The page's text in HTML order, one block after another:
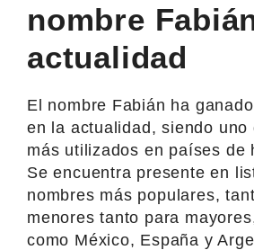
nombre
actualidad
El nombre Fabián ha
en la actualidad, siendo uno
más utilizados en países de
Se encuentra presente en
nombres más populares,
menores tanto para
como México, España y